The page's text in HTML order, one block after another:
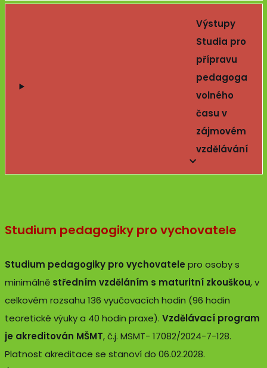
Výstupy
Studia pro
přípravu
pedagoga
volného
času v
zájmovém
vzdělávání
Studium pedagogiky pro vychovatele
Studium pedagogiky pro vychovatele pro osoby s
minimálně středním vzděláním s maturitní zkouškou, v
celkovém rozsahu 136 vyučovacích hodin (96 hodin
teoretické výuky a 40 hodin praxe). Vzdělávací program
je akreditován MŠMT, č.j. MSMT- 17082/2024-7-128.
Platnost akreditace se stanoví do 06.02.2028.